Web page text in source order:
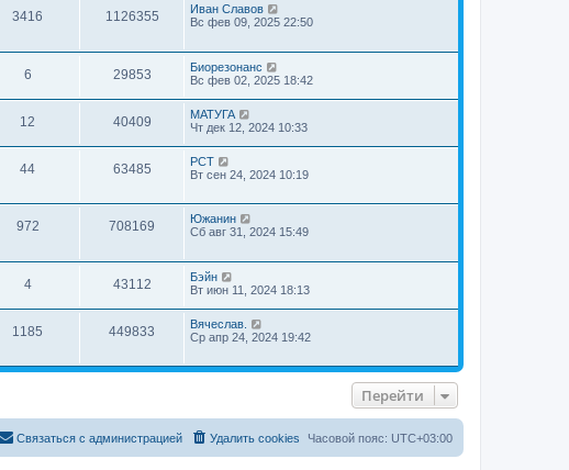
3416 1126355
Иван Славов
Вс фев 09, 2025 22:50
6 29853
Биорезонанс
Вс фев 02, 2025 18:42
12 40409
МАТУГА
Чт дек 12, 2024 10:33
44 63485
РСТ
Вт сен 24, 2024 10:19
972 708169
Южанин
Сб авг 31, 2024 15:49
4 43112
Бэйн
Вт июн 11, 2024 18:13
1185 449833
Вячеслав.
Ср апр 24, 2024 19:42
Перейти
Часовой пояс: UTC+03:00
Удалить cookies
Связаться с администрацией